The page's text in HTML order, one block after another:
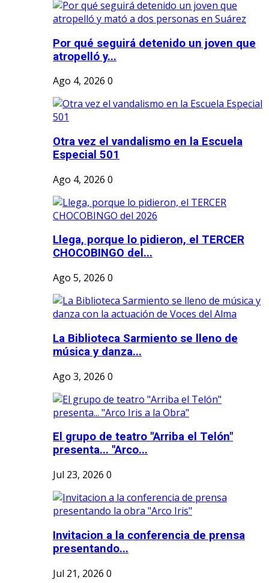
Por qué seguirá detenido un joven que
atropelló y...
Ago 4, 2026 0
Otra vez el vandalismo en la Escuela
Especial 501
Ago 4, 2026 0
Llega, porque lo pidieron, el TERCER
CHOCOBINGO del...
Ago 5, 2026 0
La Biblioteca Sarmiento se lleno de
música y danza...
Ago 3, 2026 0
El grupo de teatro "Arriba el Telón"
presenta... "Arco...
Jul 23, 2026 0
Invitacion a la conferencia de prensa
presentando...
Jul 21, 2026 0